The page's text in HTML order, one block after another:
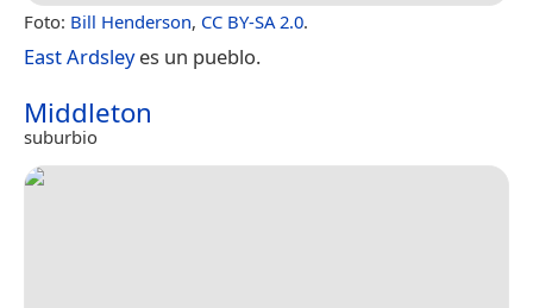
Foto: Bill Henderson, CC BY-SA 2.0.
East Ardsleyes un pueblo.
Middleton
suburbio